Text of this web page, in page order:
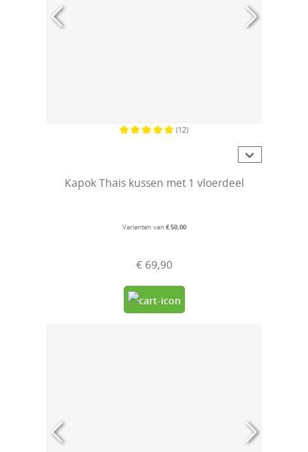
(12)
Kapok Thais kussen met 1 vloerdeel
Varianten van€ 50,00
€ 69,90